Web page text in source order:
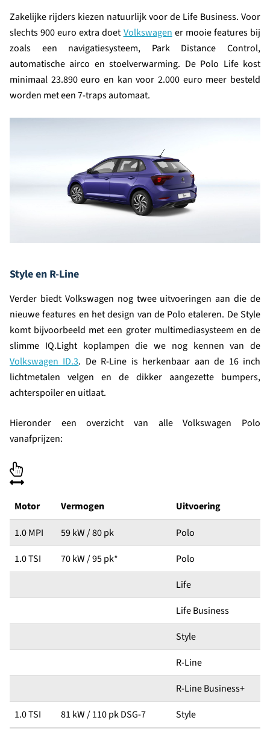
Zakelijke rijders kiezen natuurlijk voor de Life Business. Voor
slechts 900 euro extra doetVolkswagen er mooie features bij
zoals een navigatiesysteem, Park Distance Control,
automatische airco en stoelverwarming. De Polo Life kost
minimaal 23.890 euro en kan voor 2.000 euro meer besteld
worden met een 7-traps automaat.
Style en R-Line
Verder biedt Volkswagen nog twee uitvoeringen aan die de
nieuwe features en het design van de Polo etaleren. De Style
komt bijvoorbeeld met een groter multimediasysteem en de
slimme IQ.Light koplampen die we nog kennen van de
Volkswagen ID.3. De R-Line is herkenbaar aan de 16 inch
lichtmetalen velgen en de dikker aangezette bumpers,
achterspoiler en uitlaat.
Hieronder een overzicht van alle Volkswagen Polo
vanafprijzen:
Motor Vermogen
Uitvoering
1.0 MPI
59 kW / 80 pk
Polo
1.0 TSI
70 kW / 95 pk*
Polo
Life
Life Business
Style
R-Line
R-Line Business+
1.0 TSI
81 kW / 110 pk DSG-7 Style